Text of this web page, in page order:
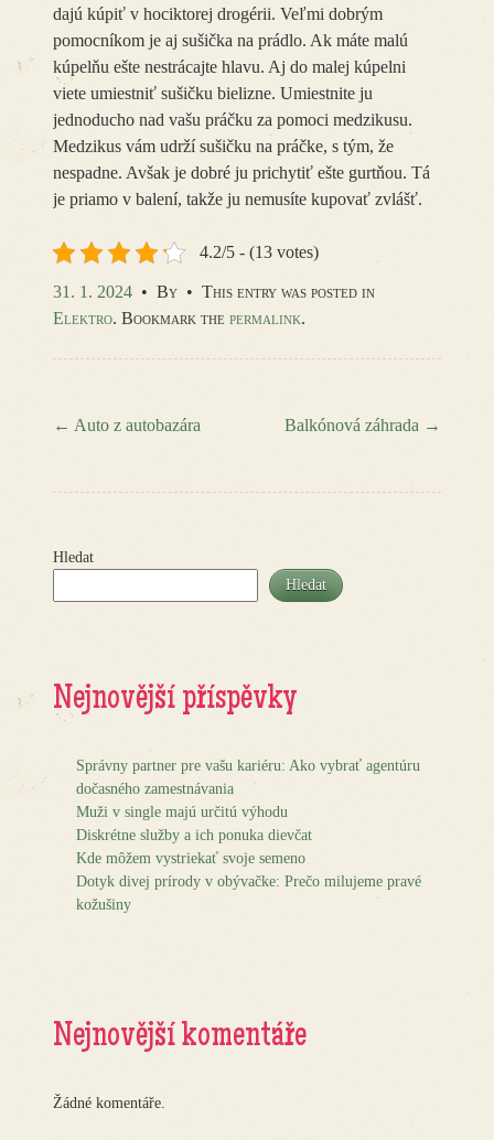
dajú kúpiť v hociktorej drogérii. Veľmi dobrým
pomocníkom je aj sušička na prádlo. Ak máte malú
kúpelňu ešte nestrácajte hlavu. Aj do malej kúpelni
viete umiestniť sušičku bielizne. Umiestnite ju
jednoducho nad vašu práčku za pomoci medzikusu.
Medzikus vám udrží sušičku na práčke, s tým, že
nespadne. Avšak je dobré ju prichytiť ešte gurtňou. Tá
je priamo v balení, takže ju nemusíte kupovať zvlášť.
4.2/5 - (13 votes)
31. 1. 2024 • By • This entry was posted in
Elektro. Bookmark the permalink.
← Auto z autobazára Balkónová záhrada →
Hledat
Hledat
Nejnovější příspěvky
Správny partner pre vašu kariéru: Ako vybrať agentúru
dočasného zamestnávania
Muži v single majú určitú výhodu
Diskrétne služby a ich ponuka dievčat
Kde môžem vystriekať svoje semeno
Dotyk divej prírody v obývačke: Prečo milujeme pravé
kožušiny
Nejnovější komentáře
Žádné komentáře.